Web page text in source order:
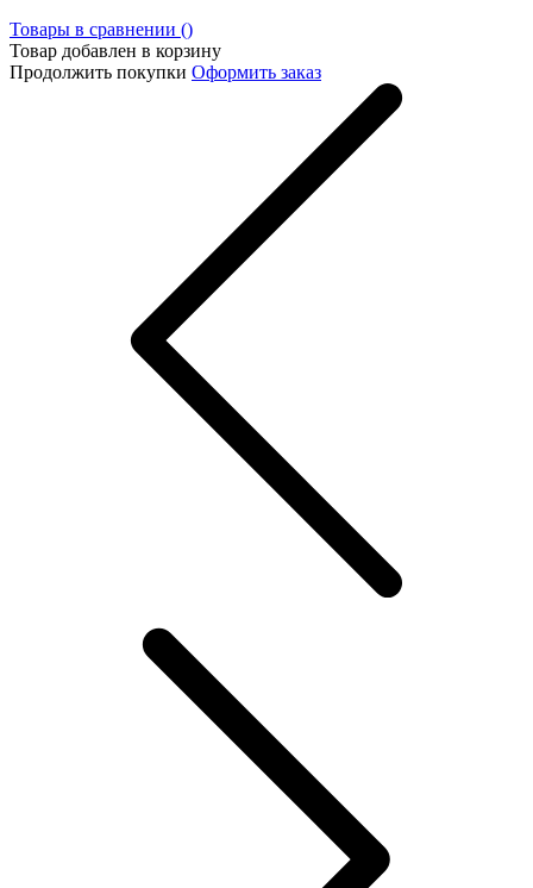
Товары в сравнении ()
Товар добавлен в корзину
Продолжить покупки Оформить заказ